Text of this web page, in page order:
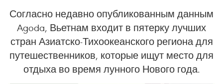
Согласно недавно опубликованным данным
Agoda, Вьетнам входит в пятерку лучших
стран Азиатско-Тихоокеанского региона для
путешественников, которые ищут место для
отдыха во время лунного Нового года.